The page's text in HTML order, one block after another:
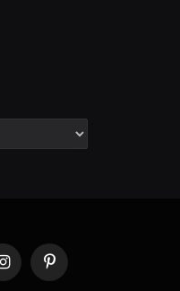
InstagramPinterest